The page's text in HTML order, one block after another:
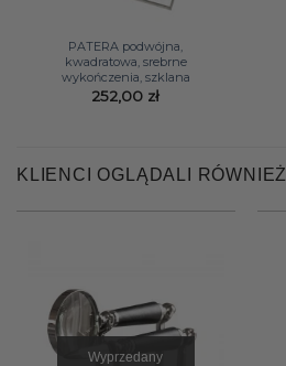
PATERA podwójna,
kwadratowa, srebrne
wykończenia, szklana
252,00 zł
KLIENCI OGLĄDALI RÓWNIEŻ
Wyprzedany